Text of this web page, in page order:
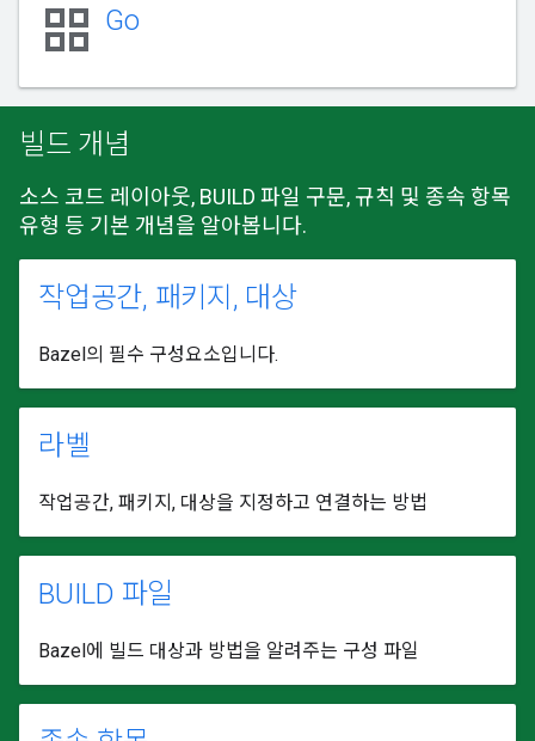
grid_view Go
빌드 개념
소스 코드 레이아웃, BUILD 파일 구문, 규칙 및 종속 항목
유형 등 기본 개념을 알아봅니다.
작업공간, 패키지, 대상
Bazel의 필수 구성요소입니다.
라벨
작업공간, 패키지, 대상을 지정하고 연결하는 방법
BUILD 파일
Bazel에 빌드 대상과 방법을 알려주는 구성 파일